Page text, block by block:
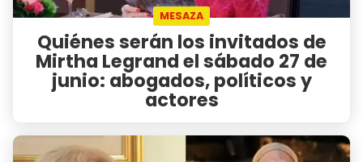
MESAZA
Quiénes serán los invitados de
Mirtha Legrand el sábado 27 de
junio: abogados, políticos y
actores